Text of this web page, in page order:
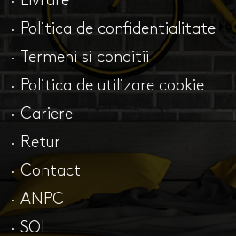
· Politica de confidentialitate
· Termeni si conditii
· Politica de utilizare cookie
· Cariere
· Retur
· Contact
· ANPC
· SOL